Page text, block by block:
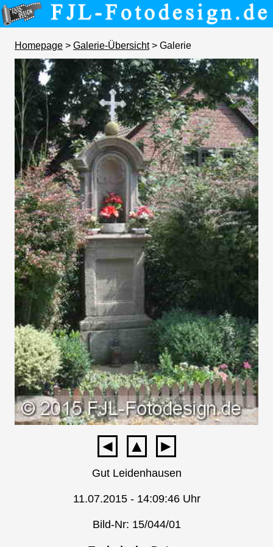
Homepage > Galerie-Übersicht> Galerie
◄ ▲ ►
Gut Leidenhausen
11.07.2015 - 14:09:46 Uhr
Bild-Nr: 15/044/01